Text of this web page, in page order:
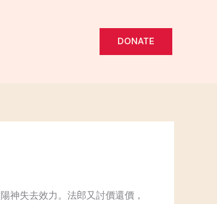
DONATE
神失去效力。法郎又討價還價，